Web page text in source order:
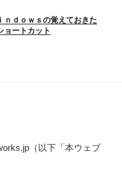
ｎｄｏｗｓの覚えておきた
ョートカット
（以下「本ウェブ